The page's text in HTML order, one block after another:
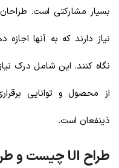
نیاز دارند که به آنها
نگاه کنند. این شامل درک
از محصول و توانایی
ذینفعان است.
طراح UI چیست و طراحان UI چه می کنند؟